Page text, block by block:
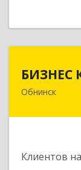
БИЗНЕС
Обнинск
Клиентов
249032,